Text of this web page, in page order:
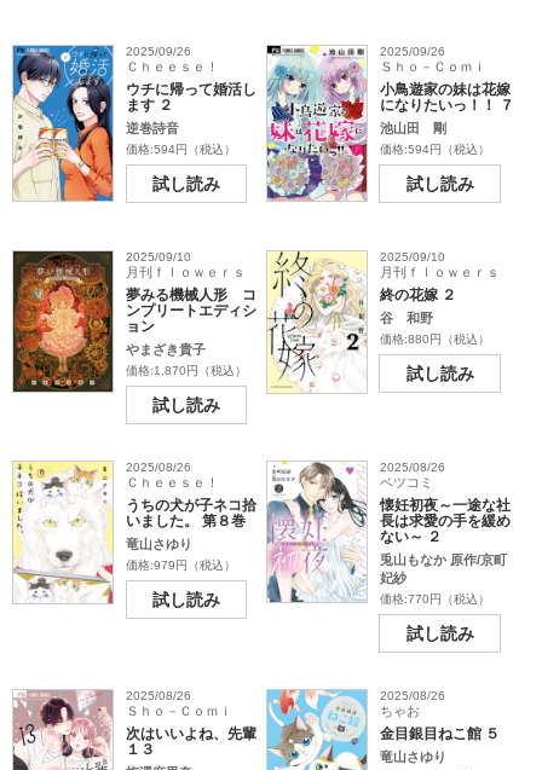
2025/09/26
Ｃｈｅｅｓｅ！
ウチに帰って婚活し
ます ２
逆巻詩音
価格:594円（税込）
試し読み
2025/09/26
Ｓｈｏ－Ｃｏｍｉ
小鳥遊家の妹は花嫁
になりたいっ！！ ７
池山田 剛
価格:594円（税込）
試し読み
2025/09/10
月刊ｆｌｏｗｅｒｓ
夢みる機械人形 コ
ンプリートエディシ
ョン
やまざき貴子
価格:1,870円（税込）
試し読み
2025/09/10
月刊ｆｌｏｗｅｒｓ
終の花嫁 ２
谷 和野
価格:880円（税込）
試し読み
2025/08/26
Ｃｈｅｅｓｅ！
うちの犬が子ネコ拾
いました。 第８巻
竜山さゆり
価格:979円（税込）
試し読み
2025/08/26
ベツコミ
懐妊初夜～一途な社
長は求愛の手を緩め
ない～ ２
兎山もなか 原作/京町
妃紗
価格:770円（税込）
試し読み
2025/08/26
Ｓｈｏ－Ｃｏｍｉ
次はいいよね、先輩
１３
2025/08/26
ちゃお
金目銀目ねこ館 ５
竜山さゆり